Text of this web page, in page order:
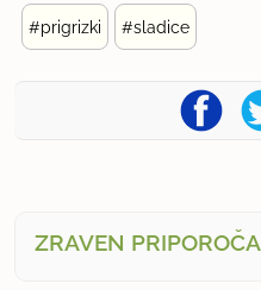
#prigrizki #sladice
ZRAVEN